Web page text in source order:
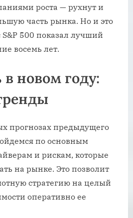
роста — рухнут и
часть рынка. Но и это
500 показал лучший
восемь лет.
новом году:
прогнозах предыдущего
по основным
и рискам, которые
на рынке. Это позволит
стратегию на целый
оперативно ее